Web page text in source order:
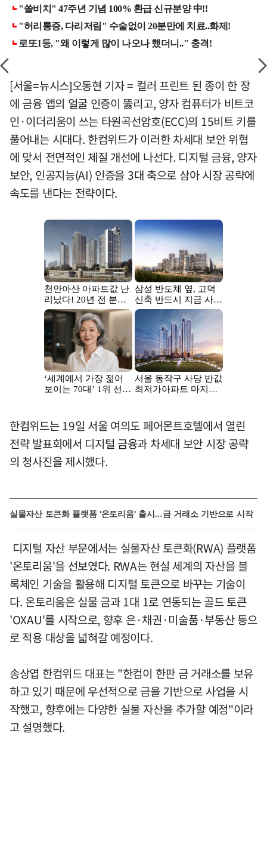
[서울=뉴시스]오동현 기자 = 컬러 프린트 된 종이 한 장
에 금융 앱의 얼굴 인증이 뚫리고, 양자 컴퓨터가 비트코
인·이더리움이 쓰는 타원곡선암호(ECC)의 15비트 키를
풀어내는 시대다. 한컴위드가 이러한 차세대 보안 위협
에 맞서 전면적인 체질 개선에 나선다. 디지털 금융, 양자
보안, 인공지능(AI) 인증을 3대 축으로 삼아 시장 공략에
속도를 낸다는 전략이다.
한컴위드는 19일 서울 여의도 페어몬트호텔에서 열린
전략 발표회에서 디지털 금융과 차세대 보안 시장 공략
의 청사진을 제시했다.
실물자산 토큰화 플랫폼 '온토리움' 출시…금 거래소 기반으로 시작
디지털 자산 부문에서는 실물자산 토큰화(RWA) 플랫폼
'온토리움'을 선보였다. RWA는 현실 세계의 자산을 블
록체인 기술을 활용해 디지털 토큰으로 바꾸는 기술이
다. 온토리움은 실물 금과 1대 1로 연동되는 골드 토큰
'OXAU'를 시작으로, 향후 은·채권·미술품·부동산 등으
로 적용 대상을 넓혀갈 예정이다.
송상엽 한컴위드 대표는 "한컴이 한판 금 거래소를 보유
하고 있기 때문에 우선적으로 금을 기반으로 사업을 시
작했고, 향후에는 다양한 실물 자산을 추가할 예정"이라
고 설명했다.